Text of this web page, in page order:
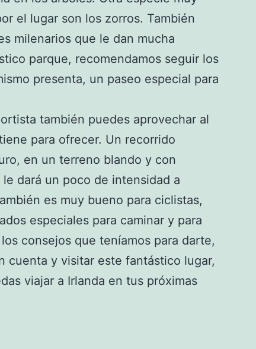
el lugar son los zorros. También
milenarios que le dan mucha
parque, recomendamos seguir los
presenta, un paseo especial para
también puedes aprovechar al
para ofrecer. Un recorrido
en un terreno blando y con
dará un poco de intensidad a
es muy bueno para ciclistas,
especiales para caminar y para
consejos que teníamos para darte,
cuenta y visitar este fantástico lugar,
viajar a Irlanda en tus próximas